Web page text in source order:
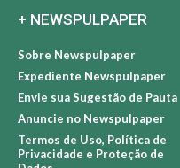
+ NEWSPULPAPER
Sobre Newspulpaper
Expediente Newspulpaper
Envie sua Sugestão de Pauta
Anuncie no Newspulpaper
Termos de Uso, Política de
Privacidade e Proteção de